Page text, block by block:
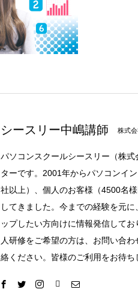
シースリー中嶋講師 株式
パソコンスクールシースリー（株
ターです。2001年からパソコンイ
社以上）、個人のお客様（4500名
してきました。今までの経験を元
ップしたい方向けに情報発信して
人研修をご希望の方は、お問い合
絡ください。皆様のご利用をお待ち